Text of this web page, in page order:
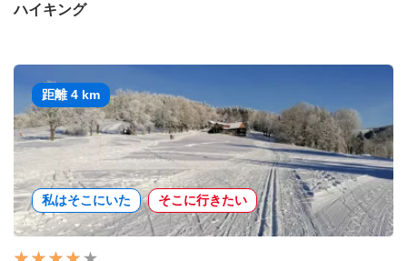
ハイキング
距離 4 km
私はそこにいた そこに行きたい